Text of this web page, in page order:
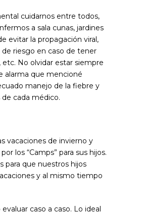
cuidarnos entre todos,
a sala cunas, jardines
evitar la propagación viral,
riesgo en caso de tener
No olvidar estar siempre
alarma que mencioné
manejo de la fiebre y
cada médico.
vacaciones de invierno y
los “Camps” para sus hijos.
para que nuestros hijos
y al mismo tiempo
caso a caso. Lo ideal